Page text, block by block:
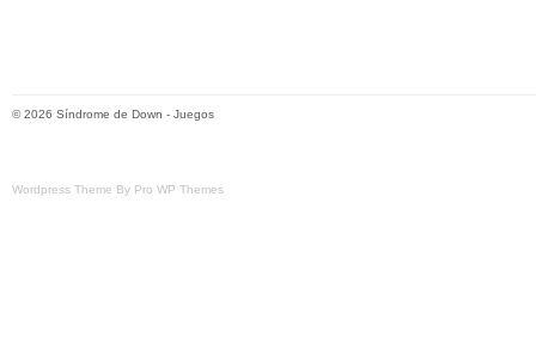
© 2026 Síndrome de Down - Juegos
Wordpress Theme By Pro WP Themes